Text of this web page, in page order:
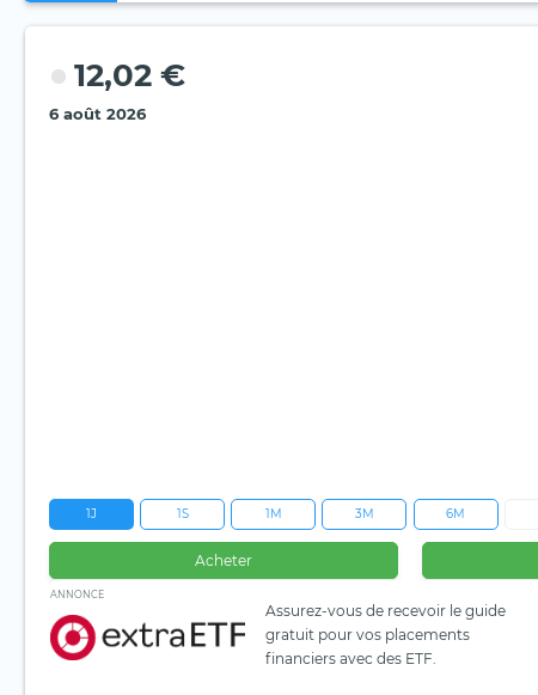
12,02 €
6 août 2026
1J 1S 1M 3M 6M
Acheter
ANNONCE
Assurez-vous de recevoir le guide
gratuit pour vos placements
financiers avec des ETF.